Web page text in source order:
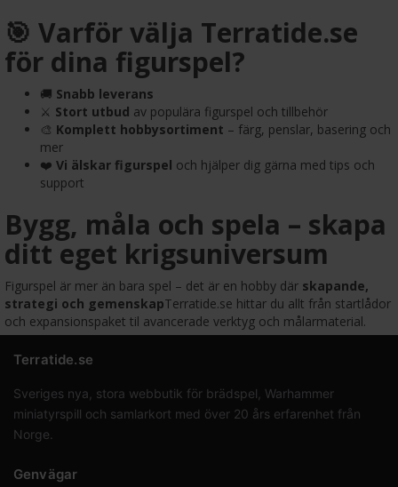
🎯 Varför välja Terratide.se
för dina figurspel?
🚚 Snabb leverans
⚔️ Stort utbud av populära figurspel och tillbehör
🎨 Komplett hobbysortiment – färg, penslar, basering och
mer
❤️ Vi älskar figurspel och hjälper dig gärna med tips och
support
Bygg, måla och spela – skapa
ditt eget krigsuniversum
Figurspel är mer än bara spel – det är en hobby där skapande,
strategi och gemenskapTerratide.se hittar du allt från startlådor
och expansionspaket til avancerade verktyg och målarmaterial.
Terratide.se
Sveriges nya, stora webbutik för brädspel, Warhammer
miniatyrspill och samlarkort med över 20 års erfarenhet från
Norge.
Genvägar